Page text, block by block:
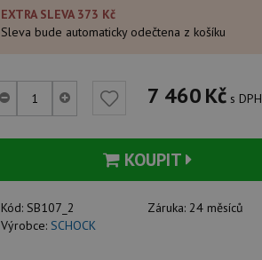
EXTRA SLEVA 373 Kč
Sleva bude automaticky odečtena z košíku
7 460Kč s DPH
KOUPIT
Kód: SB107_2 Záruka:24 měsíců
Výrobce: SCHOCK